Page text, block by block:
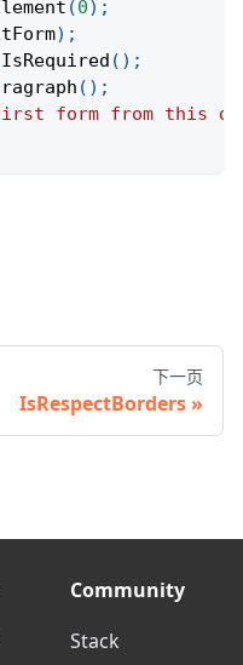
(0) ;
) ;
IsRequired ( ) ;
( ) ;
form from this
下一页
IsRespectBorders
Community
Stack